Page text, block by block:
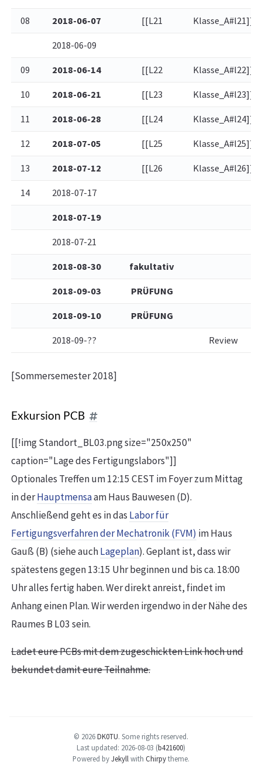
08 2018-06-07 [[L21 Klasse_A#l21]]
2018-06-09
09 2018-06-14 [[L22 Klasse_A#l22]]
10 2018-06-21 [[L23 Klasse_A#l23]]
11 2018-06-28 [[L24 Klasse_A#l24]]
12 2018-07-05 [[L25 Klasse_A#l25]]
13 2018-07-12 [[L26 Klasse_A#l26]]
14 2018-07-17
2018-07-19
2018-07-21
2018-08-30 fakultativ
2018-09-03 PRÜFUNG
2018-09-10 PRÜFUNG
2018-09-?? Review
[Sommersemester 2018]
Exkursion PCB
[[!img Standort_BL03.png size="250x250"
caption="Lage des Fertigungslabors"]]
Optionales Treffen um 12:15 CEST im Foyer zum Mittag
in derHauptmensaam Haus Bauwesen (D).
Anschließend geht es in das Labor für
Fertigungsverfahren der Mechatronik (FVM) im Haus
Gauß (B) (siehe auchLageplan). Geplant ist, dass wir
spätestens gegen 13:15 Uhr beginnen und bis ca. 18:00
Uhr alles fertig haben. Wer direkt anreist, findet im
Anhang einen Plan. Wir werden irgendwo in der Nähe des
Raumes B L03 sein.
Ladet eure PCBs mit dem zugeschickten Link hoch und
bekundet damit eure Teilnahme.
© 2026DK0TU. Some rights reserved.
Last updated: 2026-08-03 (b421600)
Powered byJekyll with Chirpytheme.